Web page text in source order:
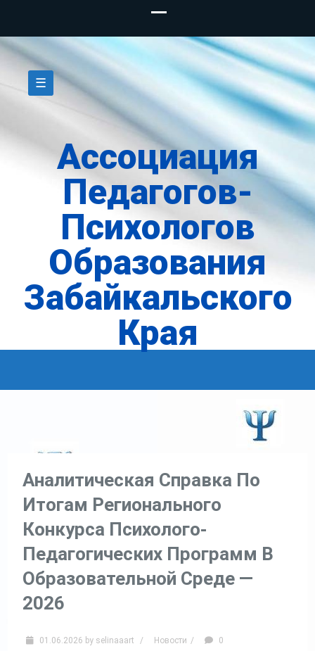
Skip
content
☰
Ассоциация
Педагогов-
Психологов
Образования
Забайкальского
Края
Аналитическая Справка По
Итогам Регионального
Конкурса Психолого-
Педагогических Программ В
Образовательной Среде —
2026
01.06.2026 by selinaaart / Новости / 0